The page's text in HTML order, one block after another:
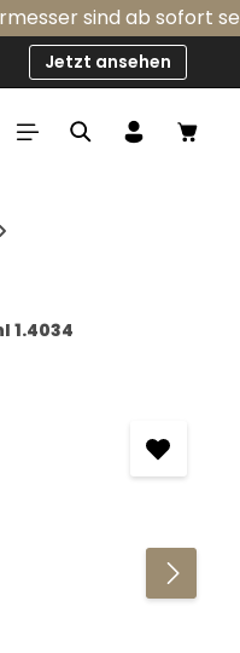
sind ab sofort
Jetzt ansehen
1.4034